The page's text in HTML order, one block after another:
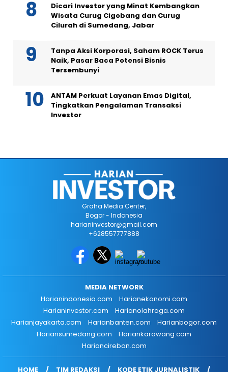
Dicari Investor yang Minat Kembangkan
Wisata Curug Cigobang dan Curug
Cilurah di Sumedang, Jabar
Tanpa Aksi Korporasi, Saham ROCK Terus
Naik, Pasar Baca Potensi Bisnis
Tersembunyi
ANTAM Perkuat Layanan Emas Digital,
Tingkatkan Pengalaman Transaksi
Investor
Graha Media Center,
Bogor - Indonesia
harianinvestor@gmail.com
+628557777888
MEDIA NETWORK
Harianindonesia.com
Harianekonomi.com
Harianinvestor.com
Harianolahraga.com
Harianjayakarta.com
Harianbanten.com
Harianbogor.com
Hariansumedang.com
Hariankarawang.com
Hariancirebon.com
HOME TIM REDAKSI KODE ETIK JURNALISTIK